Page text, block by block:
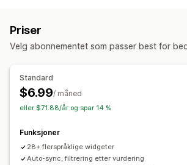
Mest populære omtaler
Sammendrag av omtaler Filtrering
Måter å innhente omtaler på
Popup-vinduer
Skjemaer
Import og eksport Migrering av omtaler
Analyse
Engasjementssporing
Priser
Velg abonnementet som passer best for
Standard
$6.99/ måned
eller $71.88/år og spar 14 %
Funksjoner
28+ flerspråklige widgeter
Auto-sync, filtrering etter vurdering